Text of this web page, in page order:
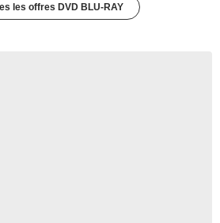
les offres DVD BLU-RAY